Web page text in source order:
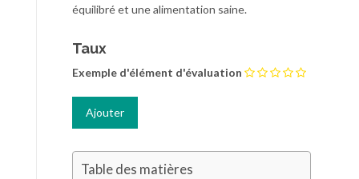
équilibré et une alimentation saine.
Taux
Exemple d'élément d'évaluation
Table des matières